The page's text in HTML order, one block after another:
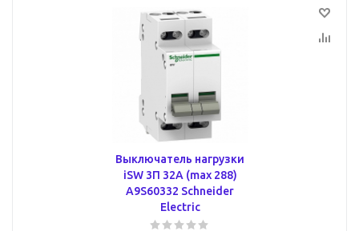
Выключатель нагрузки
iSW 3П 32A (max 288)
A9S60332 Schneider
Electric